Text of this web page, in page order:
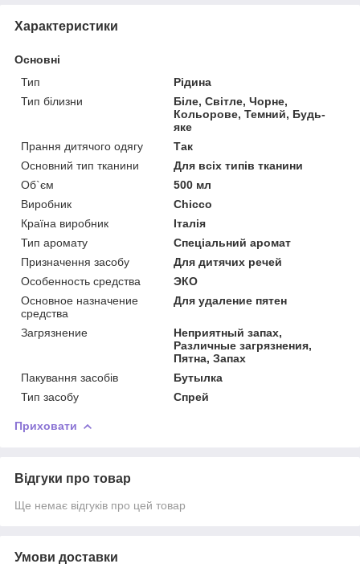
Характеристики
Основні
Тип
Рідина
Тип білизни
Біле, Світле, Чорне,
Кольорове, Темний, Будь-
яке
Прання дитячого одягу
Так
Основний тип тканини
Для всіх типів тканини
Об`єм
500 мл
Виробник
Chicco
Країна виробник
Італія
Тип аромату
Спеціальний аромат
Призначення засобу
Для дитячих речей
Особенность средства
ЭКО
Основное назначение
средства
Для удаление пятен
Загрязнение
Неприятный запах,
Различные загрязнения,
Пятна, Запах
Пакування засобів
Бутылка
Тип засобу
Спрей
Приховати
Відгуки про товар
Ще немає відгуків про цей товар
Умови доставки